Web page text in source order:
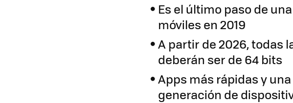
Es el último paso de
móviles en 2019
A partir de 2026, todas
deberán ser de 64 bits
Apps más rápidas y
generación de